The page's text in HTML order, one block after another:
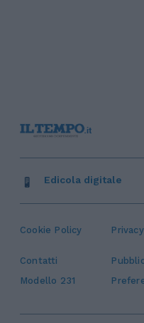
Cookie Policy
Contatti
Modello 231
Edicola digitale